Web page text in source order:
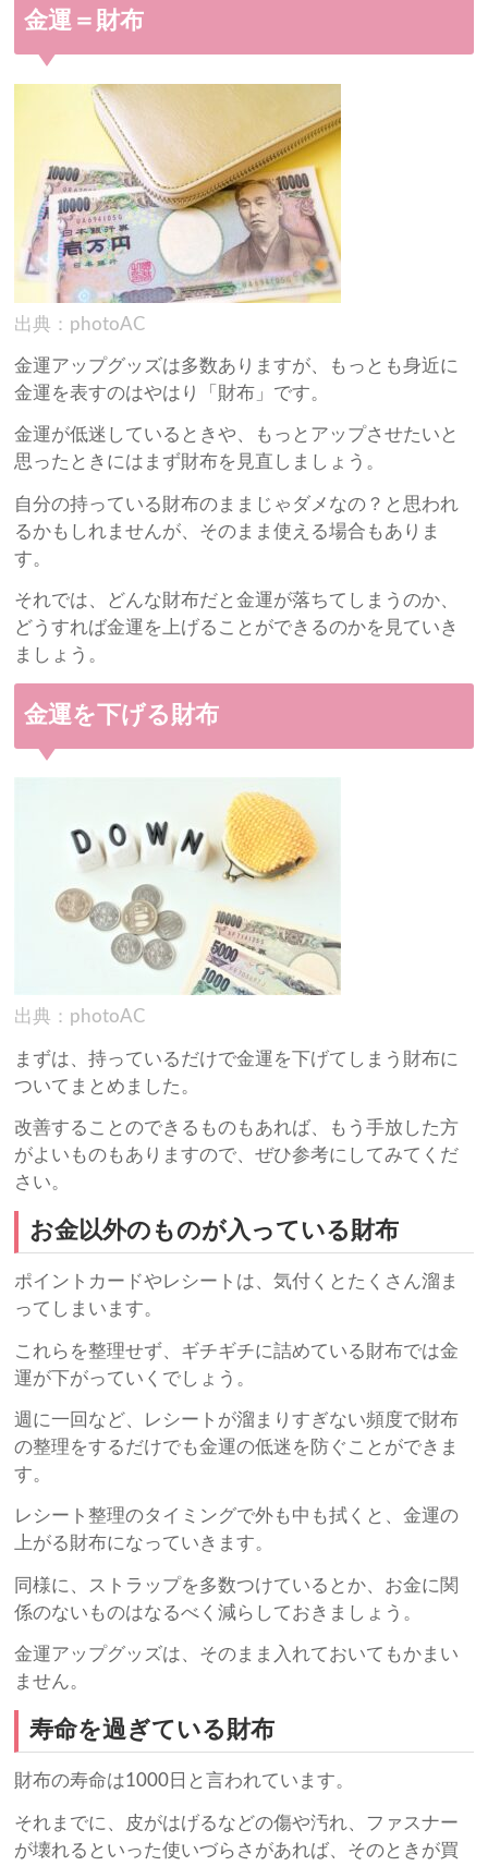
金運＝財布
出典：photoAC
金運アップグッズは多数ありますが、もっとも身近に
金運を表すのはやはり「財布」です。
金運が低迷しているときや、もっとアップさせたいと
思ったときにはまず財布を見直しましょう。
自分の持っている財布のままじゃダメなの？と思われ
るかもしれませんが、そのまま使える場合もありま
す。
それでは、どんな財布だと金運が落ちてしまうのか、
どうすれば金運を上げることができるのかを見ていき
ましょう。
金運を下げる財布
出典：photoAC
まずは、持っているだけで金運を下げてしまう財布に
ついてまとめました。
改善することのできるものもあれば、もう手放した方
がよいものもありますので、ぜひ参考にしてみてくだ
さい。
お金以外のものが入っている財布
ポイントカードやレシートは、気付くとたくさん溜ま
ってしまいます。
これらを整理せず、ギチギチに詰めている財布では金
運が下がっていくでしょう。
週に一回など、レシートが溜まりすぎない頻度で財布
の整理をするだけでも金運の低迷を防ぐことができま
す。
レシート整理のタイミングで外も中も拭くと、金運の
上がる財布になっていきます。
同様に、ストラップを多数つけているとか、お金に関
係のないものはなるべく減らしておきましょう。
金運アップグッズは、そのまま入れておいてもかまい
ません。
寿命を過ぎている財布
財布の寿命は1000日と言われています。
それまでに、皮がはげるなどの傷や汚れ、ファスナー
が壊れるといった使いづらさがあれば、そのときが買